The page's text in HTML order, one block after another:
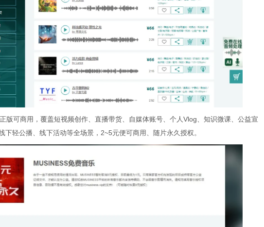
正版可商用，覆盖短视频创作、直播带货、自媒体账号、个人Vlog、知识微课、公益宣
下轻公播、线下活动等全场景，2~5元便可商用、随片永久授权。